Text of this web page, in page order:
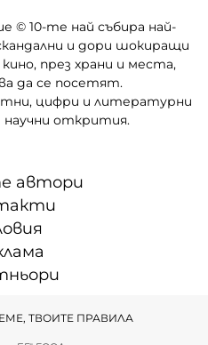
© 10-те най събира най-
и дори шокиращи
през храни и места,
да се посетят.
цифри и литературни
научни открития.
автори
ТВОИТЕ ПРАВИЛА